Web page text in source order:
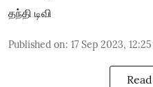
தந்தி டிவி
Published on: 17 Sep 2023,